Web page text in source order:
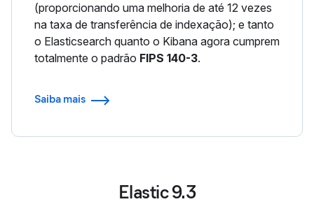
(proporcionando uma melhoria de até 12 vezes
na taxa de transferência de indexação); e tanto
o Elasticsearch quanto o Kibana agora cumprem
totalmente o padrão FIPS 140-3.
Saiba mais
Elastic 9.3